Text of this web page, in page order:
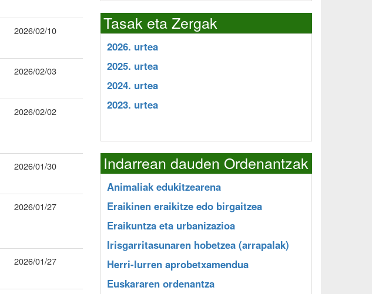
2026/02/10
2026/02/03
2026/02/02
2026/01/30
2026/01/27
2026/01/27
Tasak eta Zergak
2026. urtea
2025. urtea
2024. urtea
2023. urtea
Indarrean dauden Ordenantzak
Animaliak edukitzearena
Eraikinen eraikitze edo birgaitzea
Eraikuntza eta urbanizazioa
Irisgarritasunaren hobetzea (arrapalak)
Herri-lurren aprobetxamendua
Euskararen ordenantza